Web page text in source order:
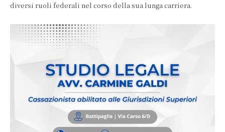
diversi ruoli federali nel corso della sua lunga carriera.